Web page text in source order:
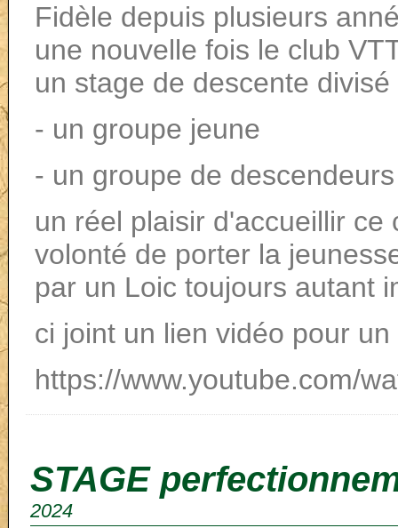
Fidèle depuis plusieurs
une nouvelle fois le club
un stage de descente
- un groupe jeune
- un groupe de
un réel plaisir d'accueillir
volonté de porter la
par un Loic toujours autant
ci joint un lien vidéo pour
https://www.youtube.com/
STAGE
2024